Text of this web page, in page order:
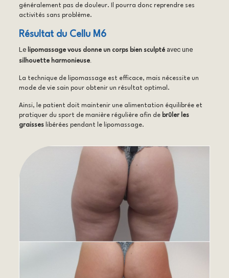
généralement pas de douleur. Il pourra donc reprendre ses
activités sans problème.
Résultat du Cellu M6
Le lipomassage vous donne un corps bien sculptéavec une
silhouette harmonieuse.
La technique de lipomassage est efficace, mais nécessite un
mode de vie sain pour obtenir un résultat optimal.
Ainsi, le patient doit maintenir une alimentation équilibrée et
pratiquer du sport de manière régulière afin de brûler les
graisseslibérées pendant le lipomassage.